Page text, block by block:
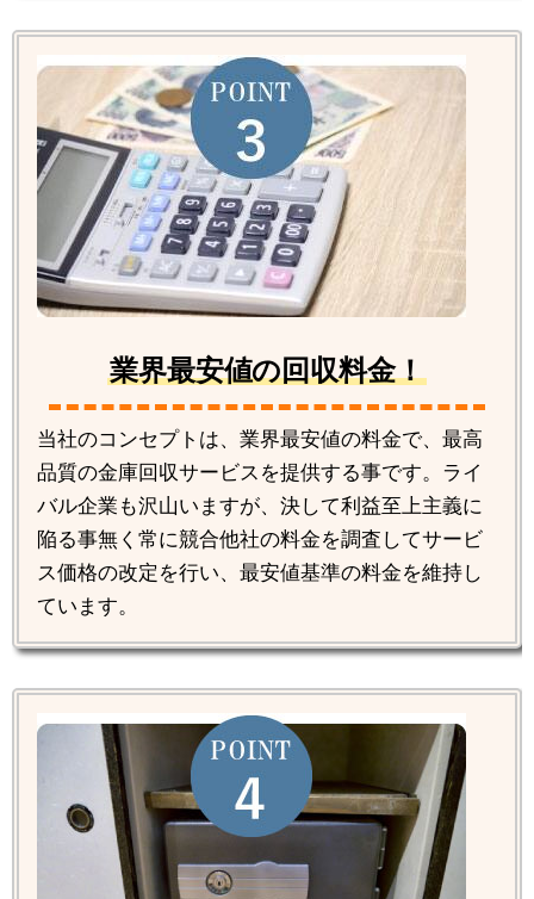
業界最安値の回収料金！
当社のコンセプトは、業界最安値の料金で、最高
品質の金庫回収サービスを提供する事です。ライ
バル企業も沢山いますが、決して利益至上主義に
陥る事無く常に競合他社の料金を調査してサービ
ス価格の改定を行い、最安値基準の料金を維持し
ています。